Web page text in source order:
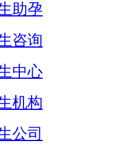
助孕
咨询
中心
机构
公司